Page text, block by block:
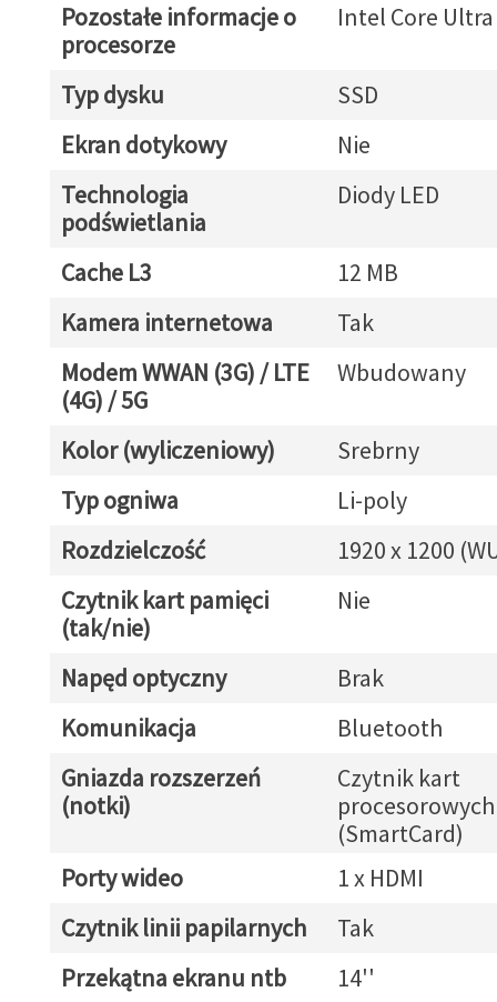
Pozostałe informacje o
procesorze
Intel Core Ultra
Typ dysku
SSD
Ekran dotykowy
Nie
Technologia
podświetlania
Diody LED
Cache L3
12 MB
Kamera internetowa
Tak
Modem WWAN (3G) / LTE
(4G) / 5G
Wbudowany
Kolor (wyliczeniowy)
Srebrny
Typ ogniwa
Li-poly
Rozdzielczość
1920 x 1200
Czytnik kart pamięci
(tak/nie)
Nie
Napęd optyczny
Brak
Komunikacja
Bluetooth
Gniazda rozszerzeń
(notki)
Czytnik kart
procesorowych
(SmartCard)
Porty wideo
1 x HDMI
Czytnik linii papilarnych
Tak
Przekątna ekranu ntb
14''